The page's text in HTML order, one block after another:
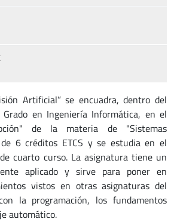
Artificial” se encuadra, dentro del
en Ingeniería Informática, en el
de la materia de "Sistemas
6 créditos ETCS y se estudia en el
cuarto curso. La asignatura tiene un
aplicado y sirve para poner en
vistos en otras asignaturas del
la programación, los fundamentos
automático.